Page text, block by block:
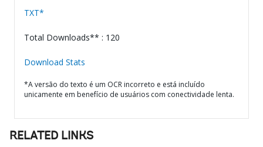
TXT*
Total Downloads** : 120
Download Stats
*A versão do texto é um OCR incorreto e está incluído
unicamente em benefício de usuários com conectividade lenta.
RELATED LINKS